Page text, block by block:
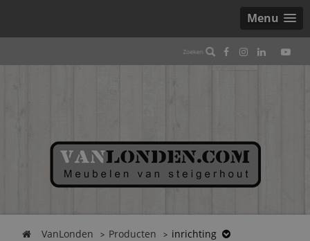
Menu
VanLonden Producten inrichting